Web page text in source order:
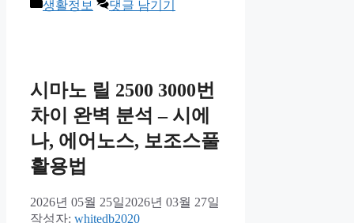
카
생활정보 댓글 남기기
시마노 릴 2500 3000번
차이 완벽 분석 – 시에
나, 에어노스, 보조스풀
활용법
2026년 05월 25일2026년 03월 27일
작성자: whitedb2020